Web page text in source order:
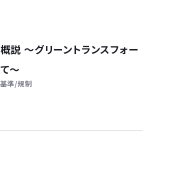
説 ～グリーントランスフォー
～
基準/規制